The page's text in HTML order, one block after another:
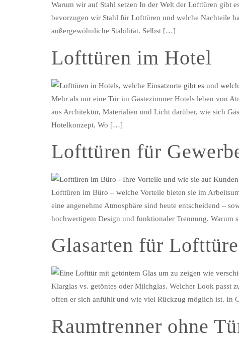
Warum wir auf Stahl setzen In der Welt der Lofttüren gibt
bevorzugen wir Stahl für Lofttüren und welche Nachteile
außergewöhnliche Stabilität. Selbst […]
Lofttüren im Hotel
Mehr als nur eine Tür im Gästezimmer Hotels leben von
aus Architektur, Materialien und Licht darüber, wie sich
Hotelkonzept. Wo […]
Lofttüren für
Lofttüren im Büro – welche Vorteile bieten sie im
eine angenehme Atmosphäre sind heute entscheidend –
hochwertigem Design und funktionaler Trennung.
Glasarten für
Klarglas vs. getöntes oder Milchglas. Welcher Look passt
offen er sich anfühlt und wie viel Rückzug möglich ist. In
Raumtrenner ohne